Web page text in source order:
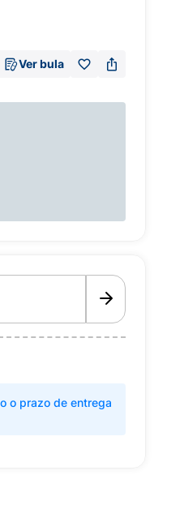
Ver bula
o prazo de entrega